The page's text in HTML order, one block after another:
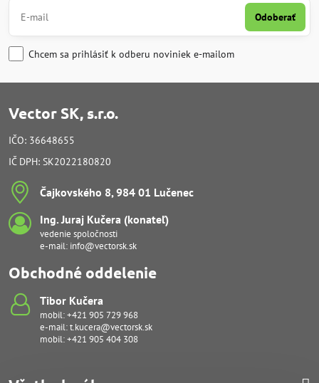
Odoberať
Chcem sa prihlásiť k odberu noviniek e-mailom
Vector SK, s.r.o.
IČO: 36648655
IČ DPH: SK2022180820
Čajkovského 8, 984 01 Lučenec
Ing​. Juraj Kučera (konateľ)
vedenie spoločnosti
e-mail: info@vectorsk.sk
Obchodné oddelenie
Tibor Kučera
mobil:+421 905 729 968
e-mail:t.kucera@vectorsk.sk
mobil:+421 905 404 308